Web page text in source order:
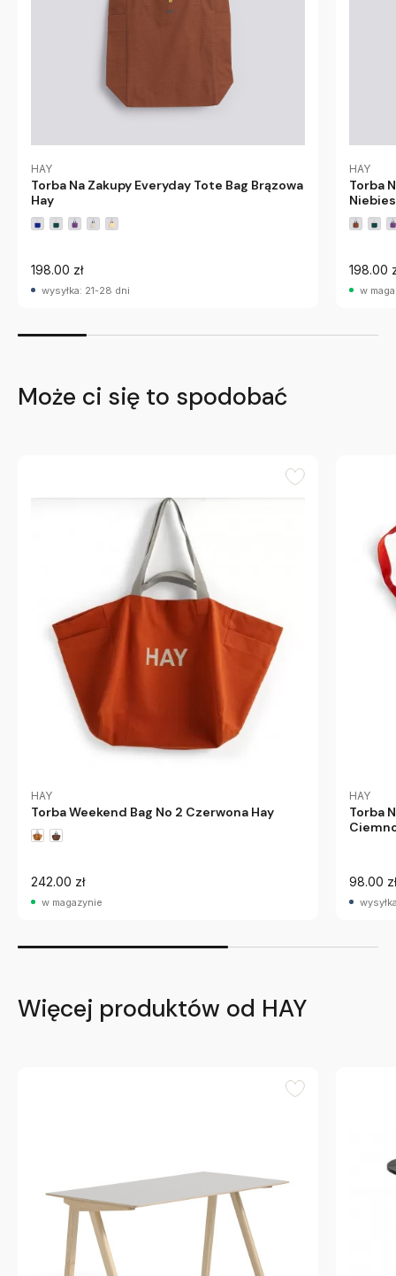
HAY
Torba Na Zakupy Everyday Tote Bag Brązowa
Hay
198.00 zł
wysyłka: 21-28 dni
HAY
Torba
198.00
w
Może ci się to spodobać
HAY
Torba Weekend Bag No 2 Czerwona Hay
242.00 zł
w magazynie
HAY
Torba
98.00 zł
Więcej produktów od HAY